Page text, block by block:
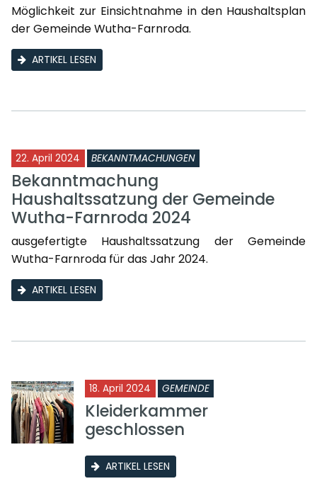
Möglichkeit zur Einsichtnahme in den Haushaltsplan
der Gemeinde Wutha-Farnroda.
ARTIKEL LESEN
22. April 2024 BEKANNTMACHUNGEN
Bekanntmachung
Haushaltssatzung der Gemeinde
Wutha-Farnroda 2024
ausgefertigte Haushaltssatzung der Gemeinde
Wutha-Farnroda für das Jahr 2024.
ARTIKEL LESEN
18. April 2024 GEMEINDE
Kleiderkammer
geschlossen
ARTIKEL LESEN